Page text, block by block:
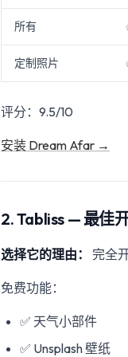
所有
定制照片
评分：9.5/10
安装 Dream Afar →
2. Tabliss — 最佳
选择它的理由： 完全
免费功能：
✅ 天气小部件
✅ Unsplash 壁纸